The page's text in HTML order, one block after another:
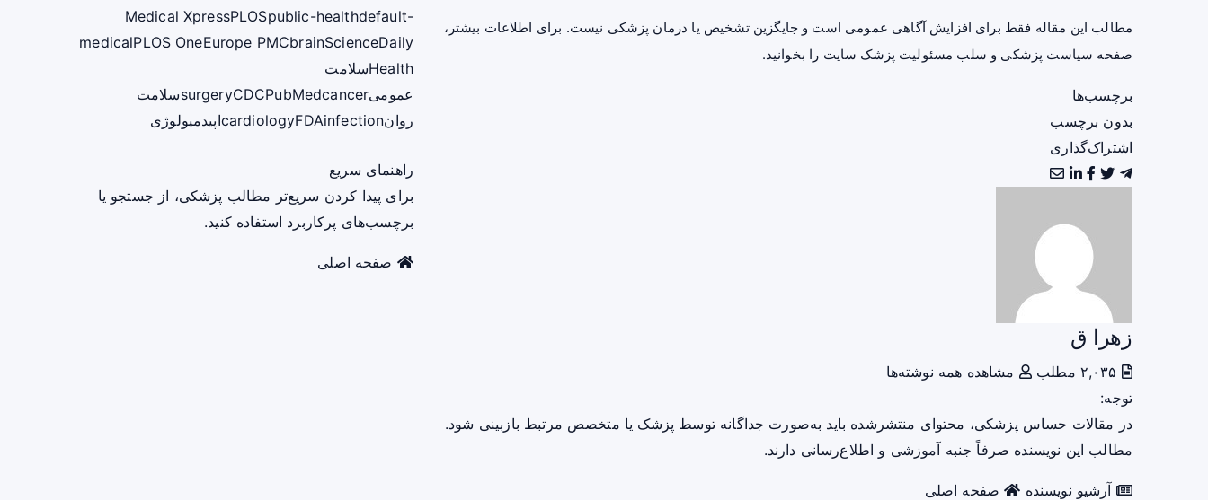
مطالب این مقاله فقط برای افزایش آگاهی عمومی است و جایگزین تشخیص یا درمان پزشکی نیست. برای اطلاعات بیشتر،
صفحه سیاست پزشکی و سلب مسئولیت پزشک سایت را بخوانید.
برچسب‌ها
بدون برچسب
اشتراک‌گذاری
زهرا ق
مشاهده همه نوشته‌ها
توجه:
در مقالات حساس پزشکی، محتوای منتشرشده باید به‌صورت جداگانه توسط پزشک یا متخصص مرتبط بازبینی شود.
مطالب این نویسنده صرفاً جنبه آموزشی و اطلاع‌رسانی دارند.
آرشیو نویسنده صفحه اصلی
Medical XpressPLOSpublic-healthdefault-
medicalPLOS OneEurope PMCbrainScienceDaily
Healthسلامت
عمومی
surgeryCDCPubMedcancer
سلامت
روان
cardiologyFDAinfection اپیدمیولوژی
راهنمای سریع
برای پیدا کردن سریع‌تر مطالب پزشکی، از جستجو یا
برچسب‌های پرکاربرد استفاده کنید.
صفحه اصلی